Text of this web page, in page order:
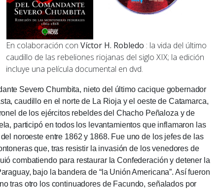
En colaboración con Víctor H. Robledo : la vida del último
caudillo de las rebeliones riojanas del siglo XIX; la edición
incluye una película documental en dvd.
Severo Chumbita, nieto del último cacique gobernador
caudillo en el norte de La Rioja y el oeste de Catamarca,
de los ejércitos rebeldes del Chacho Peñaloza y de
participó en todos los levantamientos que inflamaron las
noroeste entre 1862 y 1868. Fue uno de los jefes de las
que, tras resistir la invasión de los venedores de
combatiendo para restaurar la Confederación y detener la
bajo la bandera de “la Unión Americana”. Así fueron
tras otro los continuadores de Facundo, señalados por